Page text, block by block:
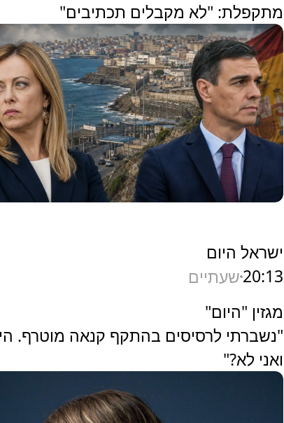
מתקפלת: "לא מקבלים תכתיבים"
ישראל היום
20:13שעתיים
מגזין "היום"
"נשברתי לרסיסים בהתקף קנאה מוטרף.
ואני לא?"